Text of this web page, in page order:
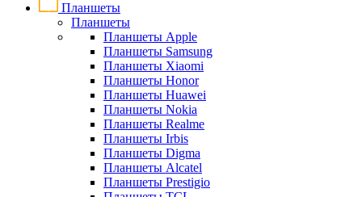
Планшеты
Планшеты
Планшеты Apple
Планшеты Samsung
Планшеты Xiaomi
Планшеты Honor
Планшеты Huawei
Планшеты Nokia
Планшеты Realme
Планшеты Irbis
Планшеты Digma
Планшеты Alcatel
Планшеты Prestigio